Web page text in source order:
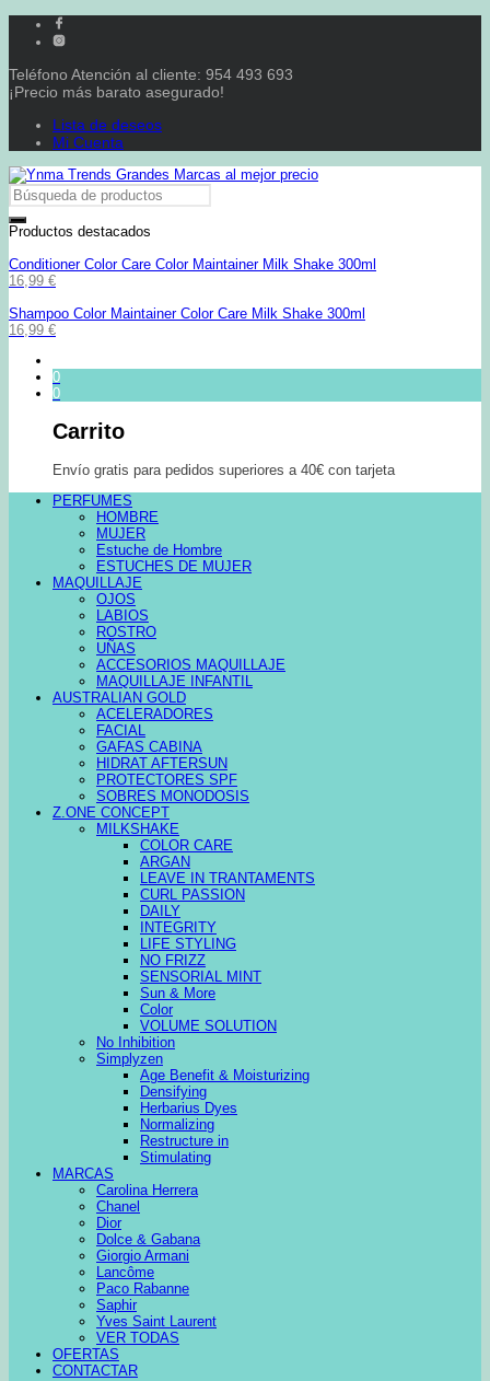
Teléfono Atención al cliente: 954 493 693
¡Precio más barato asegurado!
Lista de deseos
Mi Cuenta
Productos destacados
Conditioner Color Care Color Maintainer Milk Shake 300ml
16,99 €
Shampoo Color Maintainer Color Care Milk Shake 300ml
16,99 €
0
0
Carrito
Envío gratis para pedidos superiores a 40€ con tarjeta
PERFUMES
HOMBRE
MUJER
Estuche de Hombre
ESTUCHES DE MUJER
MAQUILLAJE
OJOS
LABIOS
ROSTRO
UÑAS
ACCESORIOS MAQUILLAJE
MAQUILLAJE INFANTIL
AUSTRALIAN GOLD
ACELERADORES
FACIAL
GAFAS CABINA
HIDRAT AFTERSUN
PROTECTORES SPF
SOBRES MONODOSIS
Z.ONE CONCEPT
MILKSHAKE
COLOR CARE
ARGAN
LEAVE IN TRANTAMENTS
CURL PASSION
DAILY
INTEGRITY
LIFE STYLING
NO FRIZZ
SENSORIAL MINT
Sun & More
Color
VOLUME SOLUTION
No Inhibition
Simplyzen
Age Benefit & Moisturizing
Densifying
Herbarius Dyes
Normalizing
Restructure in
Stimulating
MARCAS
Carolina Herrera
Chanel
Dior
Dolce & Gabana
Giorgio Armani
Lancôme
Paco Rabanne
Saphir
Yves Saint Laurent
VER TODAS
OFERTAS
CONTACTAR